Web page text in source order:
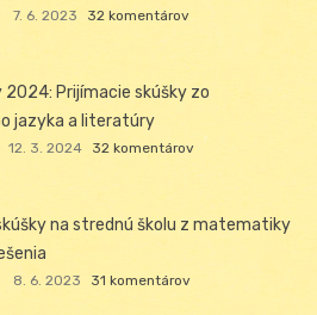
7. 6. 2023 32 komentárov
Prijímacie skúšky zo
jazyka a literatúry
12. 3. 2024 32 komentárov
na strednú školu z matematiky
8. 6. 2023 31 komentárov